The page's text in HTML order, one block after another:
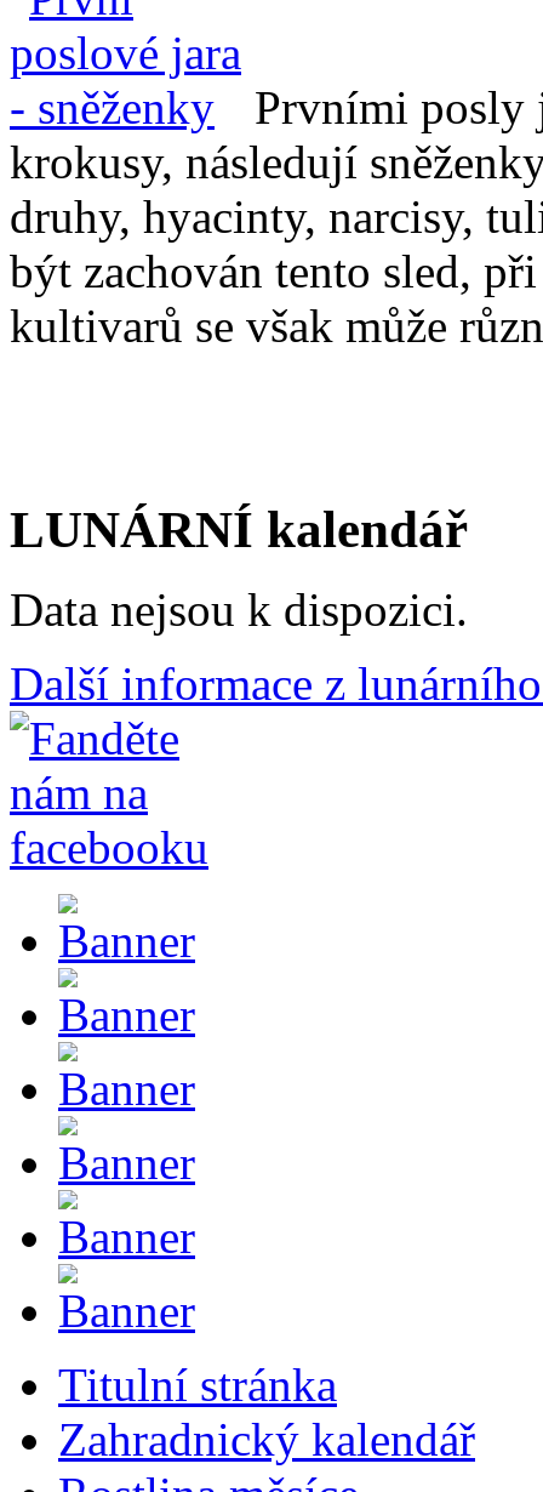
Prvními posly
krokusy, následují
druhy, hyacinty, narcisy,
být zachován tento sled,
kultivarů se však může
LUNÁRNÍ kalendář
Data nejsou k dispozici.
Další informace z
Titulní stránka
Zahradnický kalendář